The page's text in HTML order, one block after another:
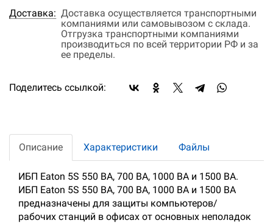
Доставка: Доставка осуществляется транспортными
компаниями или самовывозом с склада.
Отгрузка транспортными компаниями
производиться по всей территории РФ и за
ее пределы.
Поделитесь ссылкой:
Описание Характеристики Файлы
ИБП Eaton 5S 550 ВА, 700 ВА, 1000 ВА и 1500 ВА.
ИБП Eaton 5S 550 ВА, 700 ВА, 1000 ВА и 1500 ВА
предназначены для защиты компьютеров/
рабочих станций в офисах от основных неполадок